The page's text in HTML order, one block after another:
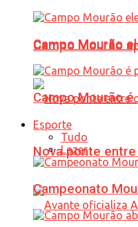
Campo Mourão
Nova ponte
Campo Mourão
Campo Mourão
Esporte
Tudo
Lazer
Campeonato